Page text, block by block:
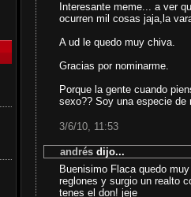
Interesante meme... a ver
ocurren mil cosas jaja,la
A ud le quedo muy chiva.
Gracias por nominarme.
Porque la gente cuando
sexo?? Soy una especie
3/6/10, 11:53
andrés dijo...
Buenisimo Flaca quedo
reglones y surgio un realto
tenes el don! jeje